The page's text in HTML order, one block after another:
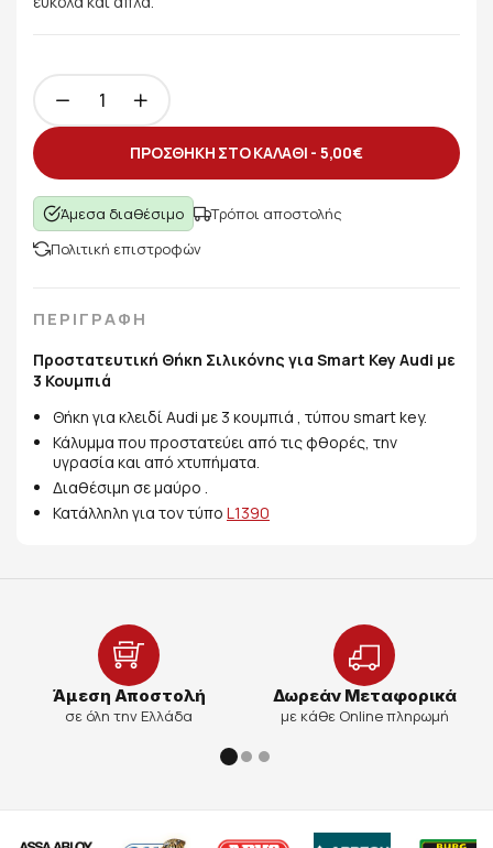
ΠΡΟΣΘΗΚΗ ΣΤΟ ΚΑΛΑΘΙ - 5,00€
Άμεσα διαθέσιμο
Τρόποι αποστολής
Πολιτική επιστροφών
ΠΕΡΙΓΡΑΦΗ
Προστατευτική Θήκη Σιλικόνης για Smart Key Audi με
3 Κουμπιά
Θήκη για κλειδί Audi με 3 κουμπιά , τύπου smart key.
Κάλυμμα που προστατεύει από τις φθορές, την
υγρασία και από χτυπήματα.
Διαθέσιμη σε μαύρο .
Κατάλληλη για τον τύπο L1390
Άμεση Αποστολή
σε όλη την Ελλάδα
Δωρεάν Μεταφορικά
με κάθε Online πληρωμή